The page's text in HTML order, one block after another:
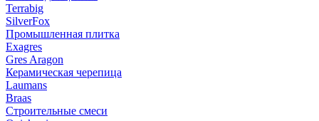
Terrabig
SilverFox
Промышленная плитка
Exagres
Gres Aragon
Керамическая черепица
Laumans
Braas
Строительные смеси